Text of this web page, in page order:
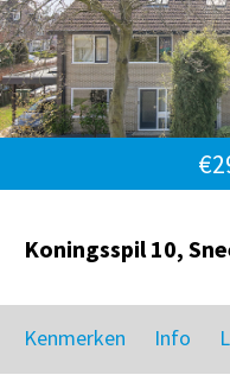
Koningsspil 10,
Kenmerken Info